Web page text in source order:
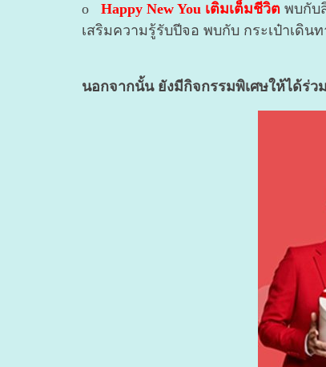
o Happy New You เติมเต็มชีวิต พบกับ
เสริมความรู้รับปีจอ พบกับ กระเป๋าเดิ
นอกจากนั้น ยังมีกิจกรรมพิเศษให้ได้ร่ว